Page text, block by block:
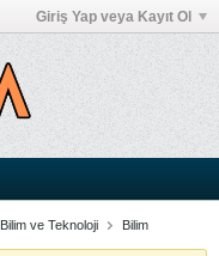
Giriş Yap veya Kayıt Ol
Bilim ve Teknoloji Bilim